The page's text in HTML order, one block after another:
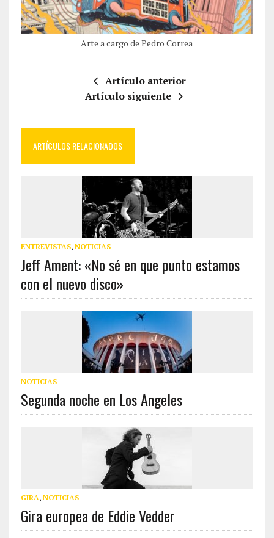
Arte a cargo de Pedro Correa
Artículo anterior
Artículo siguiente
ARTÍCULOS RELACIONADOS
ENTREVISTAS, NOTICIAS
Jeff Ament: «No sé en que punto estamos
con el nuevo disco»
NOTICIAS
Segunda noche en Los Angeles
GIRA, NOTICIAS
Gira europea de Eddie Vedder